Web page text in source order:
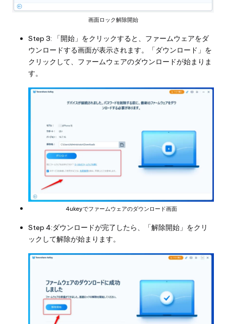
画面ロック解除開始
Step 3: 「開始」をクリックすると、ファームウェアをダ
ウンロードする画面が表示されます。「ダウンロード」を
クリックして、ファームウェアのダウンロードが始まりま
す。
4ukeyでファームウェアのダウンロード画面
Step 4:ダウンロードが完了したら、「解除開始」をクリ
ックして解除が始まります。